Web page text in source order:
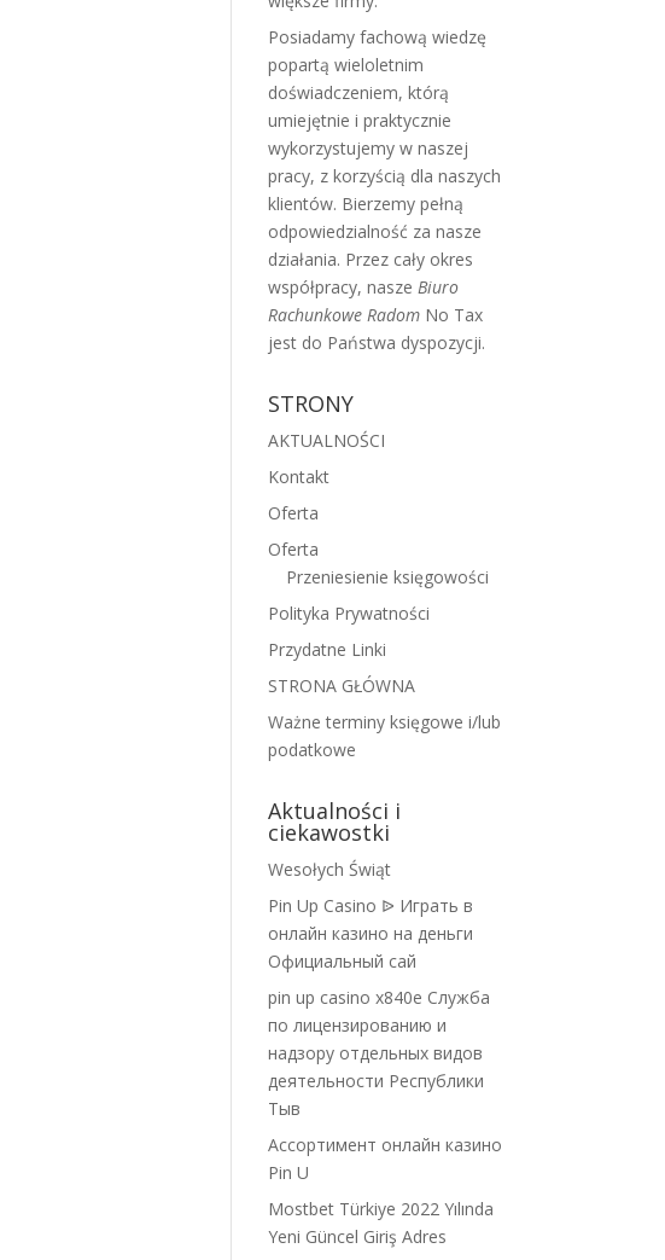
Posiadamy fachową wiedzę
popartą wieloletnim
doświadczeniem, którą
umiejętnie i praktycznie
wykorzystujemy w naszej
pracy, z korzyścią dla naszych
klientów. Bierzemy pełną
odpowiedzialność za nasze
działania. Przez cały okres
współpracy, naszeBiuro
Rachunkowe Radom No Tax
jest do Państwa dyspozycji.
STRONY
AKTUALNOŚCI
Kontakt
Oferta
Oferta
Przeniesienie księgowości
Polityka Prywatności
Przydatne Linki
STRONA GŁÓWNA
Ważne terminy księgowe i/lub
podatkowe
Aktualności i
ciekawostki
Wesołych Świąt
Pin Up Casino ᐉ Играть в
онлайн казино на деньги
Официальный сай
pin up casino x840e Служба
по лицензированию и
надзору отдельных видов
деятельности Республики
Тыв
Ассортимент онлайн казино
Pin U
Mostbet Türkiye 2022 Yılında
Yeni Güncel Giriş Adres